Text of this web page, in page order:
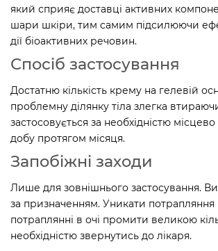
який сприяє доставці активних
шари шкіри, тим самим підсилюючи
дії біоактивних речовин.
Спосіб застосування
Достатню кількість крему на гелевій
проблемну ділянку тіла злегка
застосовується за необхідністю
добу протягом місяця.
Запобіжні заходи
Лише для зовнішнього застосування.
за призначенням. Уникати потрапляння
потраплянні в очі промити великою
необхідністю звернутись до лікаря.